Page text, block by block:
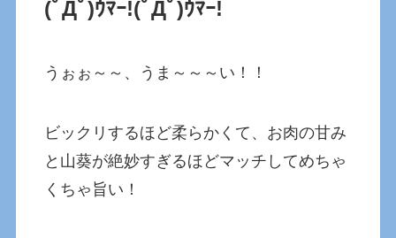
(ﾟДﾟ)ｳﾏｰ!(ﾟДﾟ)ｳﾏｰ!
うぉぉ～～、うま～～～い！！
ビックリするほど柔らかくて、お肉の甘み
と山葵が絶妙すぎるほどマッチしてめちゃ
くちゃ旨い！